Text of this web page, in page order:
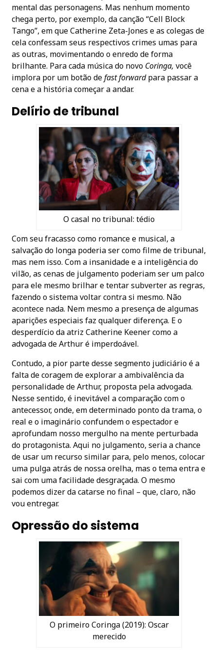
mental das personagens. Mas nenhum momento
chega perto, por exemplo, da canção “Cell Block
Tango”, em que Catherine Zeta-Jones e as colegas de
cela confessam seus respectivos crimes umas para
as outras, movimentando o enredo de forma
brilhante. Para cada música do novo Coringa, você
implora por um botão defast forwardpara passar a
cena e a história começar a andar.
Delírio de tribunal
O casal no tribunal: tédio
Com seu fracasso como romance e musical, a
salvação do longa poderia ser como filme de tribunal,
mas nem isso. Com a insanidade e a inteligência do
vilão, as cenas de julgamento poderiam ser um palco
para ele mesmo brilhar e tentar subverter as regras,
fazendo o sistema voltar contra si mesmo. Não
acontece nada. Nem mesmo a presença de algumas
aparições especiais faz qualquer diferença. E o
desperdício da atriz Catherine Keener como a
advogada de Arthur é imperdoável.
Contudo, a pior parte desse segmento judiciário é a
falta de coragem de explorar a ambivalência da
personalidade de Arthur, proposta pela advogada.
Nesse sentido, é inevitável a comparação com o
antecessor, onde, em determinado ponto da trama, o
real e o imaginário confundem o espectador e
aprofundam nosso mergulho na mente perturbada
do protagonista. Aqui no julgamento, seria a chance
de usar um recurso similar para, pelo menos, colocar
uma pulga atrás de nossa orelha, mas o tema entra e
sai com uma facilidade desgraçada. O mesmo
podemos dizer da catarse no final – que, claro, não
vou entregar.
Opressão do sistema
O primeiro Coringa (2019): Oscar
merecido